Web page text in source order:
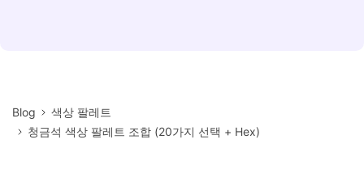
Blog
색상 팔레트
청금석 색상 팔레트 조합 (20가지 선택 + Hex)